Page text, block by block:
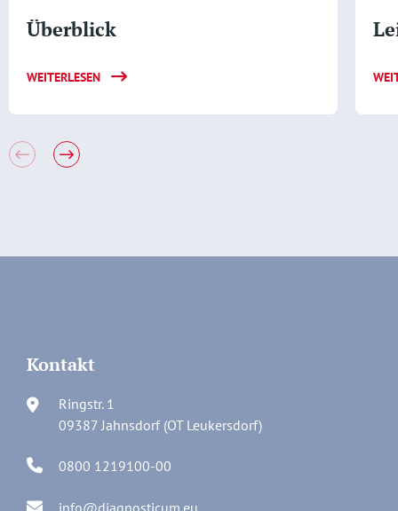
Überblick
WEITERLESEN
Kontakt
Ringstr. 1
09387 Jahnsdorf (OT Leukersdorf)
0800 1219100-00
info@diagnosticum.eu